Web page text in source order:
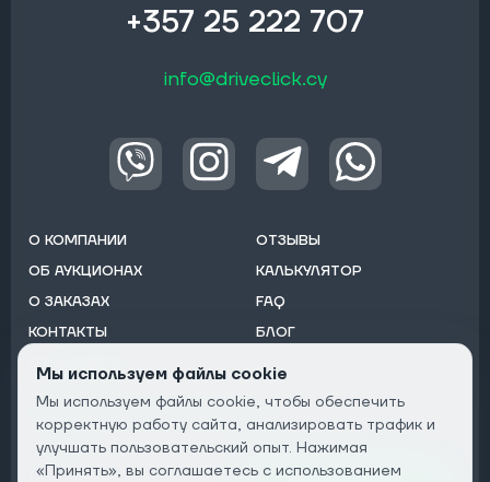
+357 25 222 707
info@driveclick.cy
О КОМПАНИИ
ОБ АУКЦИОНАХ
О ЗАКАЗАХ
КОНТАКТЫ
ОТЗЫВЫ
КАЛЬКУЛЯТОР
FAQ
БЛОГ
Подписаться на рассылку:
Email
Мы используем файлы cookie
Мы используем файлы cookie, чтобы обеспечить
корректную работу сайта, анализировать трафик и
улучшать пользовательский опыт. Нажимая
«Принять», вы соглашаетесь с использованием